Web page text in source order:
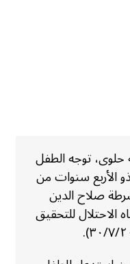
توجه الطفل
الأربع سنوات من
صلاح الدين
الاحتلال للتحقيق